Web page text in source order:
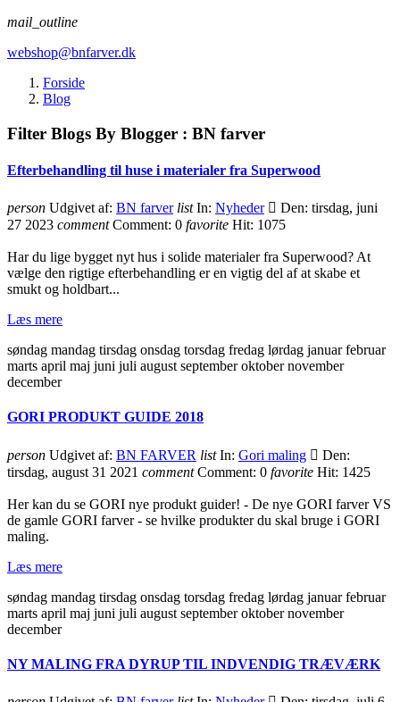
mail_outline
webshop@bnfarver.dk
Forside
Blog
Filter Blogs By Blogger : BN farver
Efterbehandling til huse i materialer fra Superwood
person Udgivet af: BN farver list In: Nyheder  Den: tirsdag, juni
27 2023 comment Comment: 0 favorite Hit: 1075
Har du lige bygget nyt hus i solide materialer fra Superwood? At
vælge den rigtige efterbehandling er en vigtig del af at skabe et
smukt og holdbart...
Læs mere
søndag mandag tirsdag onsdag torsdag fredag lørdag januar februar
marts april maj juni juli august september oktober november
december
GORI PRODUKT GUIDE 2018
person Udgivet af: BN FARVER list In: Gori maling  Den:
tirsdag, august 31 2021 comment Comment: 0 favorite Hit: 1425
Her kan du se GORI nye produkt guider! - De nye GORI farver VS
de gamle GORI farver - se hvilke produkter du skal bruge i GORI
maling.
Læs mere
søndag mandag tirsdag onsdag torsdag fredag lørdag januar februar
marts april maj juni juli august september oktober november
december
NY MALING FRA DYRUP TIL INDVENDIG TRÆVÆRK